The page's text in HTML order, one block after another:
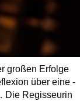
großen Erfolge
über eine
Die Regisseurin